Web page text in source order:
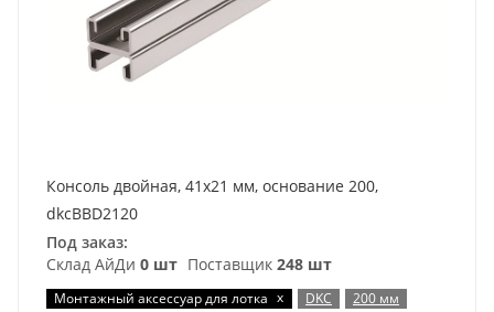
Консоль двойная, 41х21 мм, основание 200,
dkcBBD2120
Под заказ:
Склад АйДи 0 шт Поставщик 248 шт
Монтажный аксессуар для лотка x DKC 200 мм